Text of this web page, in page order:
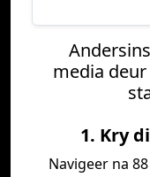
media
1. Kry
Navigeer na